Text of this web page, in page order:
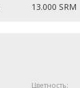
13.000 SRM
Цветность: